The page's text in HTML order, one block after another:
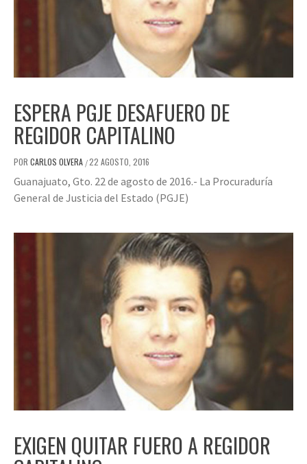
ESPERA PGJE DESAFUERO DE
REGIDOR CAPITALINO
POR CARLOS OLVERA /22 AGOSTO, 2016
Guanajuato, Gto. 22 de agosto de 2016.- La Procuraduría
General de Justicia del Estado (PGJE)
EXIGEN QUITAR FUERO A REGIDOR